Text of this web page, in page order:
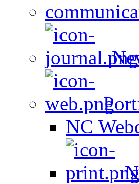
NC